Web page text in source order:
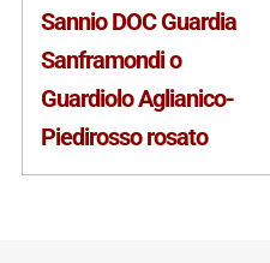
Sannio DOC Guardia
Sanframondi o
Guardiolo Aglianico-
Piedirosso rosato